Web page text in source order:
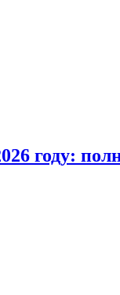
году: